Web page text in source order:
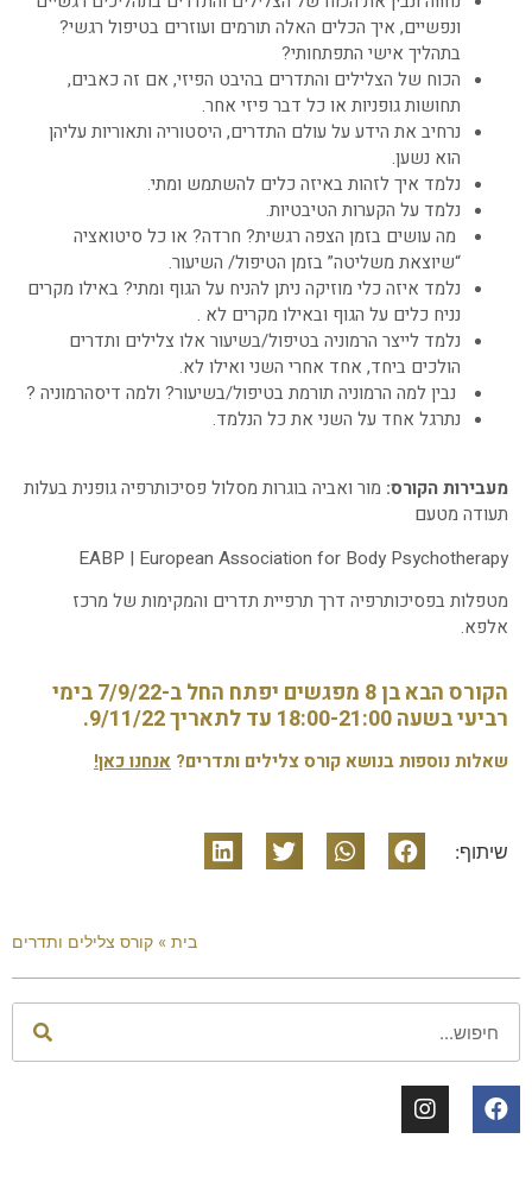
ונפשיים, איך הכלים האלה תורמים ועוזרים בטיפול רגשי?
בתהליך אישי התפתחותי?
הכוח של הצלילים והתדרים בהיבט הפיזי, אם זה כאבים,
תחושות גופניות או כל דבר פיזי אחר.
נרחיב את הידע על עולם התדרים, היסטוריה ותאוריות עליהן
הוא נשען.
נלמד איך לזהות באיזה כלים להשתמש ומתי.
נלמד על הקערות הטיבטיות.
מה עושים בזמן הצפה רגשית? חרדה? או כל סיטואציה
“שיוצאת משליטה” בזמן הטיפול/ השיעור.
נלמד איזה כלי מוזיקה ניתן להניח על הגוף ומתי? באילו מקרים
נניח כלים על הגוף ובאילו מקרים לא .
נלמד לייצר הרמוניה בטיפול/בשיעור אלו צלילים ותדרים
הולכים ביחד, אחד אחרי השני ואילו לא.
נבין למה הרמוניה תורמת בטיפול/בשיעור? ולמה דיסהרמוניה ?
נתרגל אחד על השני את כל הנלמד.
מעבירות הקורס: מור ואביה בוגרות מסלול פסיכותרפיה גופנית בעלות
תעודה מטעם
EABP | European Association for Body Psychotherapy
מטפלות בפסיכותרפיה דרך תרפיית תדרים והמקימות של מרכז
אלפא.
הקורס הבא בן 8 מפגשים יפתח החל ב-7/9/22 בימי
רביעי בשעה 18:00-21:00 עד לתאריך 9/11/22.
שאלות נוספות בנושא קורס צלילים ותדרים? אנחנו כאן!
שיתוף:
בית » קורס צלילים ותדרים